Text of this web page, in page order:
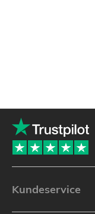
Kundeservice